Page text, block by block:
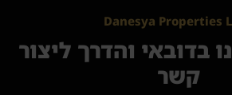
Danesya Properties
בדובאי והדרך ליצור
קשר